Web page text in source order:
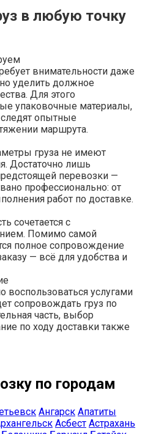
в любую точку
внимательности даже
уделить должное
Для этого
упаковочные материалы,
опытные
маршрута.
груза не имеют
Достаточно лишь
перевозки —
профессионально: от
работ по доставке.
сочетается с
Помимо самой
полное сопровождение
— всё для удобства и
услугами
сопровождать груз по
часть, выбор
по ходу доставки также
по городам
Ангарск Апатиты
Асбест Астрахань